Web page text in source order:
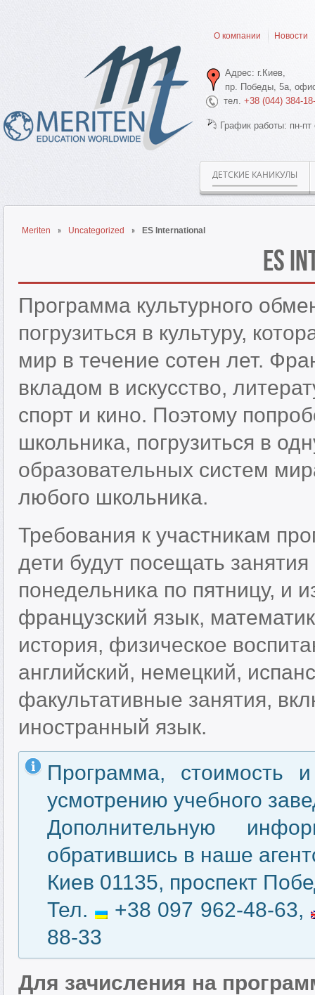
О компании Новости
Адрес: г.Киев,
пр. Победы, 5а,
тел. +38 (044) 384-
График работы: пн-
ДЕТСКИЕ КАНИКУЛЫ
Meriten Uncategorized ES International
ES
Программа культурного
погрузиться в культуру,
мир в течение сотен лет.
вкладом в искусство,
спорт и кино. Поэтому
школьника, погрузиться в
образовательных систем
любого школьника.
Требования к участникам
дети будут посещать
понедельника по пятницу, и
французский язык,
история, физическое
английский, немецкий,
факультативные занятия,
иностранный язык.
Программа, стоимость
усмотрению учебного
Дополнительную
обратившись в наше
Киев 01135, проспект
Тел.
+38 097 962-48-63,
88-33
Для зачисления на